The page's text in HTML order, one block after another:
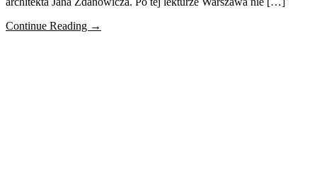
Continue Reading →